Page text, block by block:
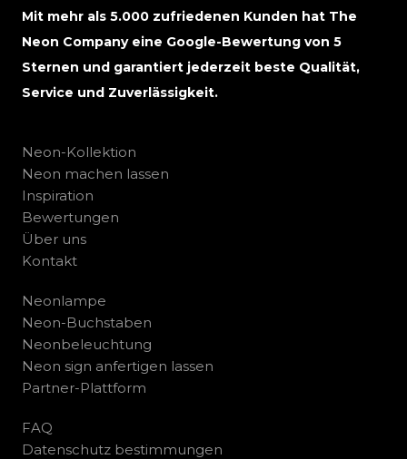
Mit mehr als 5.000 zufriedenen Kunden hat The
Neon Company eine Google-Bewertung von 5
Sternen und garantiert jederzeit beste Qualität,
Service und Zuverlässigkeit.
Neon-Kollektion
Neon machen lassen
Inspiration
Bewertungen
Über uns
Kontakt
Neonlampe
Neon-Buchstaben
Neonbeleuchtung
Neon sign anfertigen lassen
Partner-Plattform
FAQ
Datenschutz bestimmungen